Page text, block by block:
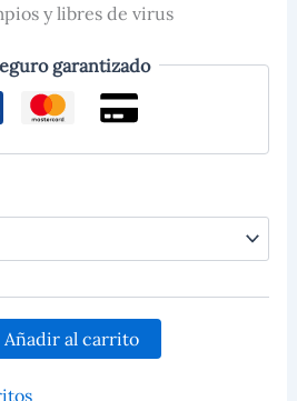
y libres de virus
garantizado
Añadir al carrito